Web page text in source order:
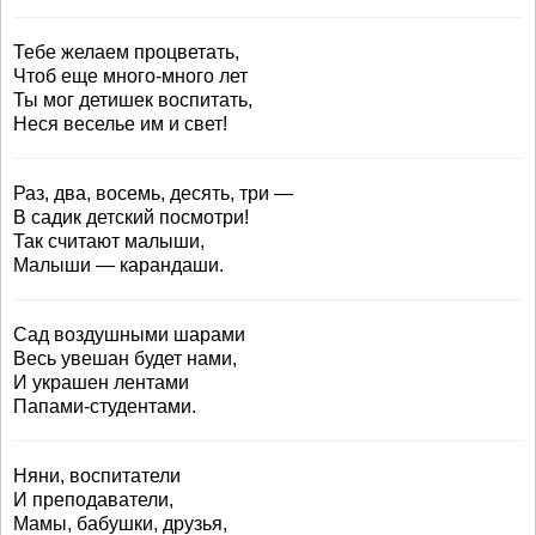
Тебе желаем процветать,
Чтоб еще много-много лет
Ты мог детишек воспитать,
Неся веселье им и свет!
Раз, два, восемь, десять, три —
В садик детский посмотри!
Так считают малыши,
Малыши — карандаши.
Сад воздушными шарами
Весь увешан будет нами,
И украшен лентами
Папами-студентами.
Няни, воспитатели
И преподаватели,
Мамы, бабушки, друзья,